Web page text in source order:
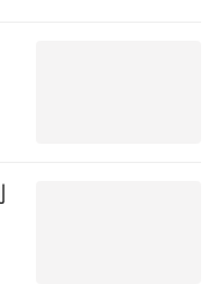
争，乃至是与特百惠的
的痛点，特别是在冰箱